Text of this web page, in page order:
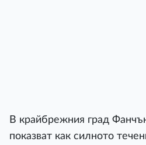
В крайбрежния град
показват как силното